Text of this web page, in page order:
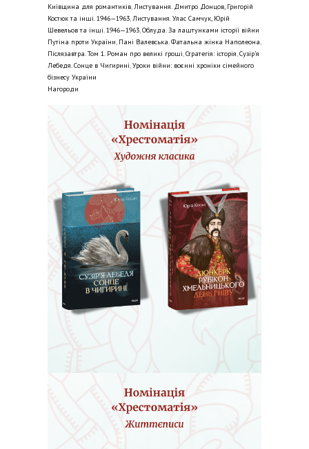
Київщина для романтиків,Листування. Дмитро Донцов, Григорій
Костюк та інші. 1946—1963,Листування. Улас Самчук, Юрій
Шевельов та інші. 1946—1963,Облуда. За лаштунками історії війни
Путіна проти України, Пані Валевська. Фатальна жінка Наполеона
Післязавтра. Том 1. Роман про великі гроші,Стратегія: історія,Сузір’я
Лебедя. Сонце в Чигирині,Уроки війни: воєнні хроніки сімейного
бізнесу України
Нагороди